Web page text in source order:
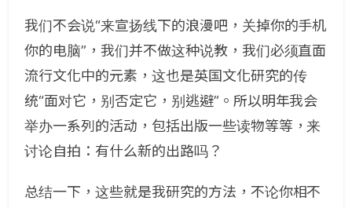
我们不会说“来宣扬线下的浪漫吧，关掉你的手机
你的电脑”，我们并不做这种说教，我们必须直面
流行文化中的元素，这也是英国文化研究的传
统“面对它，别否定它，别逃避”。所以明年我会
举办一系列的活动，包括出版一些读物等等，来
讨论自拍：有什么新的出路吗？
总结一下，这些就是我研究的方法，不论你相不